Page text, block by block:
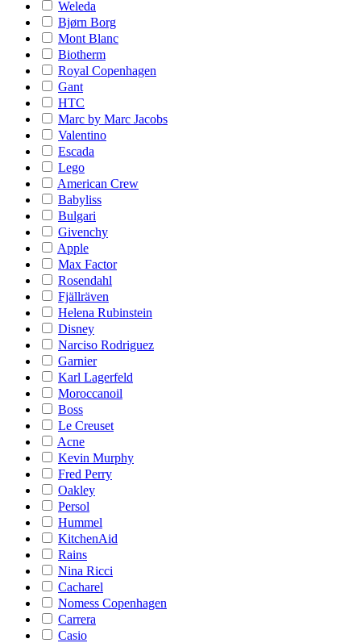
Weleda
Bjørn Borg
Mont Blanc
Biotherm
Royal Copenhagen
Gant
HTC
Marc by Marc Jacobs
Valentino
Escada
Lego
American Crew
Babyliss
Bulgari
Givenchy
Apple
Max Factor
Rosendahl
Fjällräven
Helena Rubinstein
Disney
Narciso Rodriguez
Garnier
Karl Lagerfeld
Moroccanoil
Boss
Le Creuset
Acne
Kevin Murphy
Fred Perry
Oakley
Persol
Hummel
KitchenAid
Rains
Nina Ricci
Cacharel
Nomess Copenhagen
Carrera
Casio